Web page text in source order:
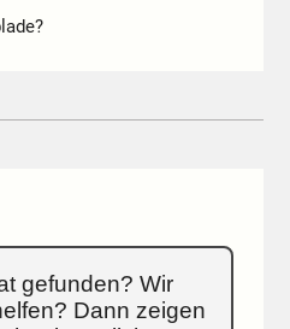
gefunden? Wir
Dann zeigen